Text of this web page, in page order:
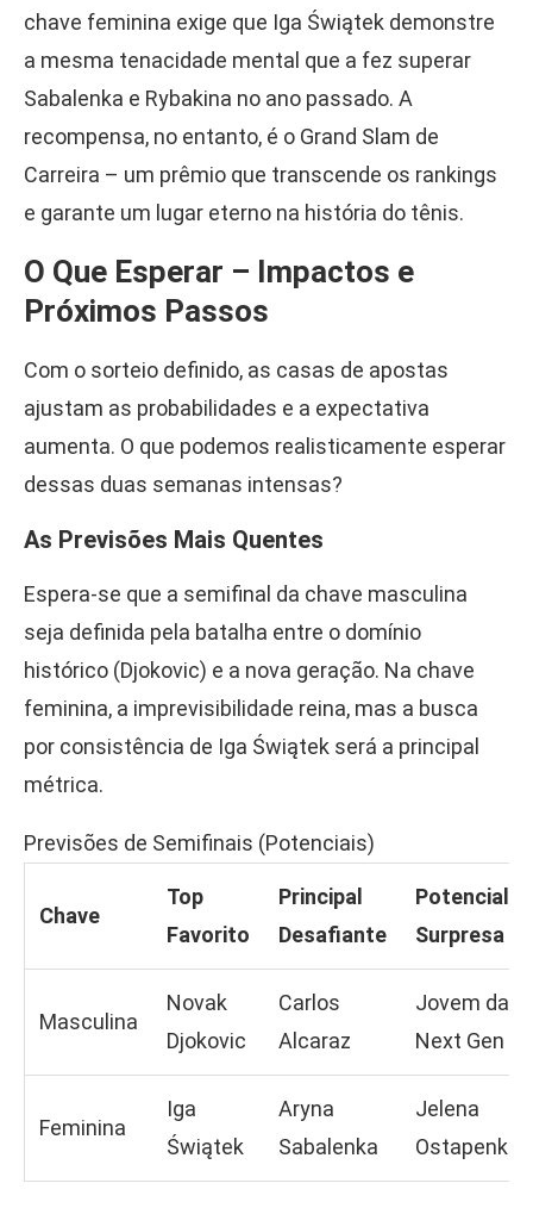
chave feminina exige que Iga Świątek demonstre
a mesma tenacidade mental que a fez superar
Sabalenka e Rybakina no ano passado. A
recompensa, no entanto, é o Grand Slam de
Carreira – um prêmio que transcende os rankings
e garante um lugar eterno na história do tênis.
O Que Esperar – Impactos e
Próximos Passos
Com o sorteio definido, as casas de apostas
ajustam as probabilidades e a expectativa
aumenta. O que podemos realisticamente esperar
dessas duas semanas intensas?
As Previsões Mais Quentes
Espera-se que a semifinal da chave masculina
seja definida pela batalha entre o domínio
histórico (Djokovic) e a nova geração. Na chave
feminina, a imprevisibilidade reina, mas a busca
por consistência de Iga Świątek será a principal
métrica.
Previsões de Semifinais (Potenciais)
Chave
Top
Favorito
Principal
Desafiante
Potencial
Surpresa
Masculina
Novak
Djokovic
Carlos
Alcaraz
Jovem da
Next Gen
Feminina
Iga
Świątek
Aryna
Sabalenka
Jelena
Ostapenko